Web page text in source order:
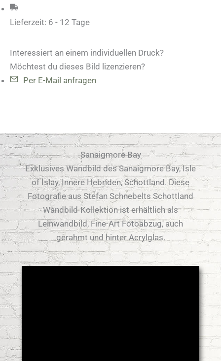
Lieferzeit: 6 - 12 Tage
Interessiert an einem individuellen Druck?
Möchtest du dieses Bild lizenzieren?
Per E-Mail anfragen
Sanaigmore Bay
Exklusives Wandbild des Sanaigmore Bay, Isle
of Islay, Innere Hebriden, Schottland. Diese
Fotografie aus Stefan Schnebelts Schottland
Wandbild-Kollektion ist erhältlich als
Leinwandbild, Fine-Art Fotoabzug, auch
gerahmt und hinter Acrylglas.